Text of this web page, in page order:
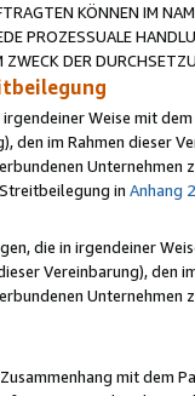
KÖNNEN IM
PROZESSUALE
DER
Weise mit
den im Rahmen dieser
in Anhang 2
die in irgendeiner
Vereinbarung), den
mit dem